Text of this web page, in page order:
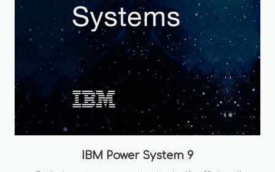
IBM Power System 9